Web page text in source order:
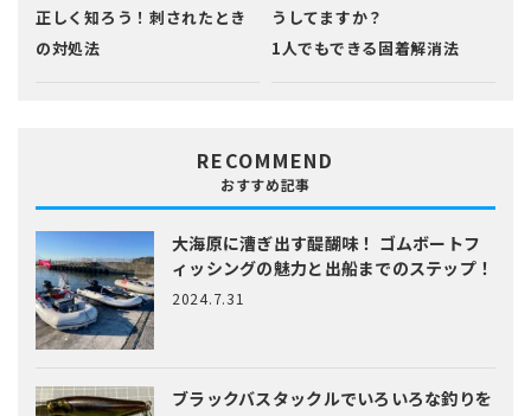
正しく知ろう！刺されたとき
の対処法
うしてますか？
1人でもできる固着解消法
RECOMMEND
おすすめ記事
大海原に漕ぎ出す醍醐味！ ゴムボートフ
ィッシングの魅力と出船までのステップ！
2024.7.31
ブラックバスタックルでいろいろな釣りを